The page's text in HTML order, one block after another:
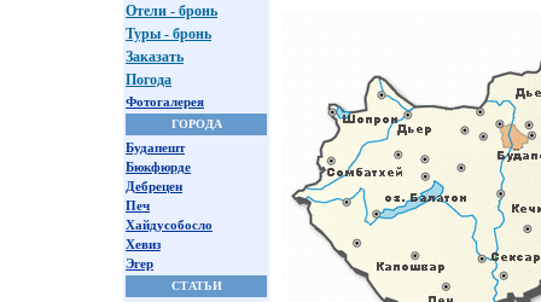
Отели - бронь
Туры - бронь
Заказать
Погода
Фотогалерея
ГОРОДА
Будапешт
Бюкфюрде
Дебрецен
Печ
Хайдусобосло
Хевиз
Эгер
СТАТЬИ